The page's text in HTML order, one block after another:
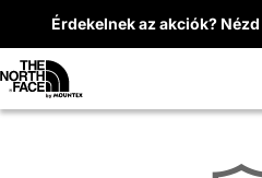
Érdekelnek az akciók?